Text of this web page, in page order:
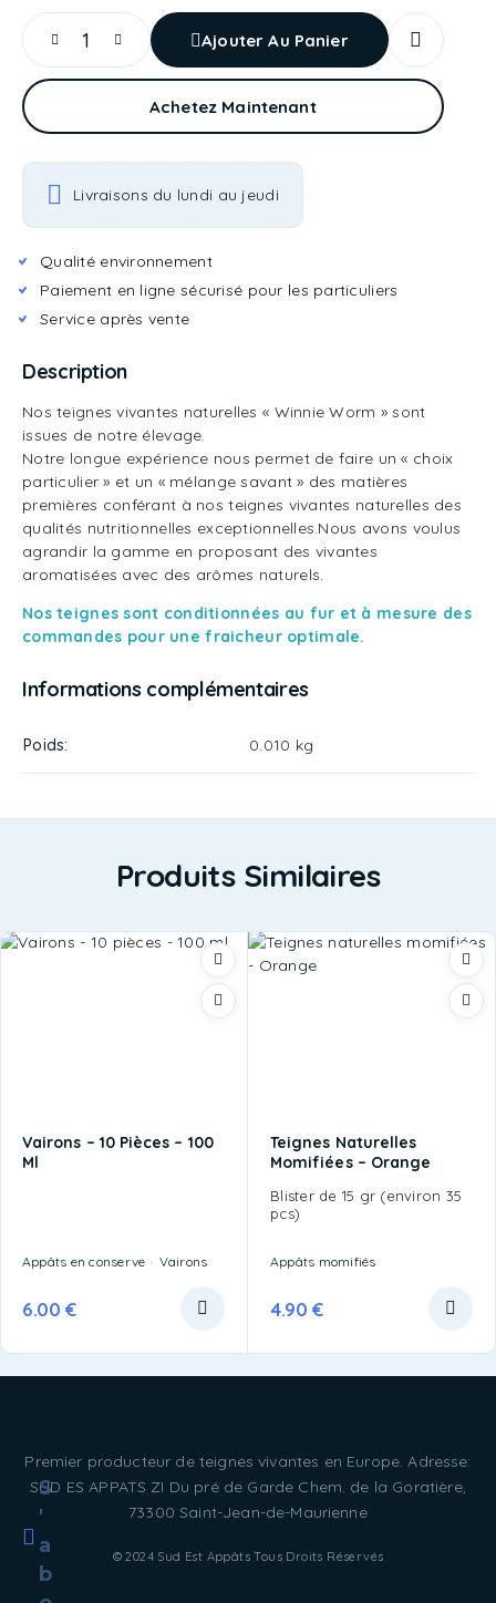
Ajouter Au Panier
Achetez Maintenant
Livraisons du lundi au jeudi
Qualité environnement
Paiement en ligne sécurisé pour les particuliers
Service après vente
Description
Nos teignes vivantes naturelles « Winnie Worm » sont
issues de notre élevage.
Notre longue expérience nous permet de faire un « choix
particulier » et un « mélange savant » des matières
premières conférant à nos teignes vivantes naturelles des
qualités nutritionnelles exceptionnelles.Nous avons voulus
agrandir la gamme en proposant des vivantes
aromatisées avec des arômes naturels.
Nos teignes sont conditionnées au fur et à mesure des
commandes pour une fraicheur optimale.
Informations complémentaires
Poids 0.010 kg
Produits Similaires
Vairons – 10 Pièces – 100
Ml
Appâts en conserve Vairons
6.00€
Teignes Naturelles
Momifiées – Orange
Blister de 15 gr (environ 35
pcs)
Appâts momifiés
4.90€
Premier producteur de teignes vivantes en Europe. Adresse:
SUD ES APPATS ZI Du pré de Garde Chem. de la Goratière,
73300 Saint-Jean-de-Maurienne
© 2024 Sud Est Appâts Tous Droits Réservés
S
'
a
b